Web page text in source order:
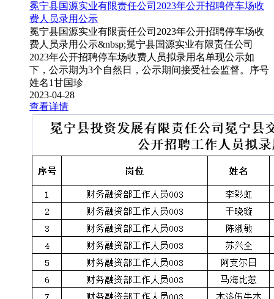
冕宁县国源实业有限责任公司2023年公开招聘停车场收
费人员录用公示
冕宁县国源实业有限责任公司2023年公开招聘停车场收
费人员录用公示&nbsp;冕宁县国源实业有限责任公司
2023年公开招聘停车场收费人员拟录用名单现公示如
下，公示期为3个自然日，公示期间接受社会监督。序号
姓名1甘国珍
2023-04-28
查看详情